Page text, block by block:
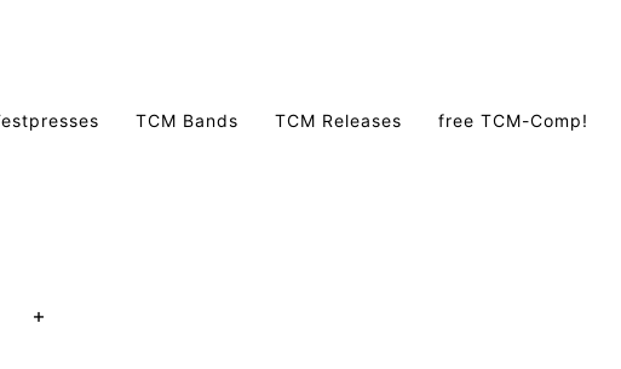
TCM Bands TCM Releases free TCM-Comp!